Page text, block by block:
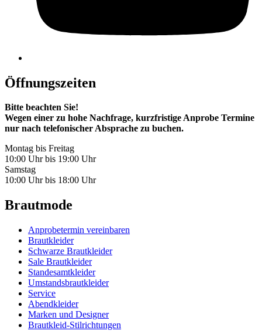
Öffnungszeiten
Bitte beachten Sie!
Wegen einer zu hohe Nachfrage, kurzfristige Anprobe Termine
nur nach telefonischer Absprache zu buchen.
Montag bis Freitag
10:00 Uhr bis 19:00 Uhr
Samstag
10:00 Uhr bis 18:00 Uhr
Brautmode
Anprobetermin vereinbaren
Brautkleider
Schwarze Brautkleider
Sale Brautkleider
Standesamtkleider
Umstandsbrautkleider
Service
Abendkleider
Marken und Designer
Brautkleid-Stilrichtungen